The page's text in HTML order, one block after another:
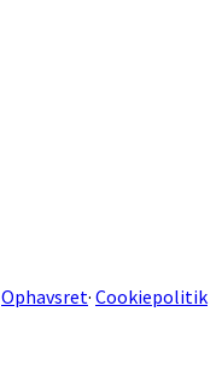
Ophavsret· Cookiepolitik